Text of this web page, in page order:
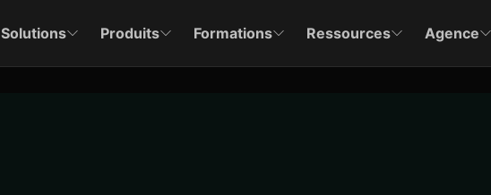
Solutions Produits Formations Ressources Agence